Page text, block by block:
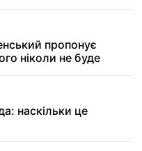
пропонує
ніколи не буде
наскільки це